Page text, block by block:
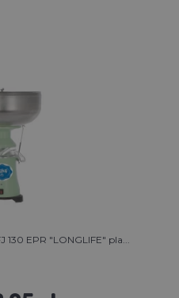
130 EPR "LONGLIFE" pla...